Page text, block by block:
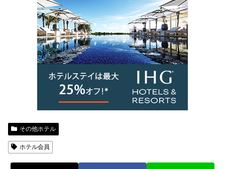
その他ホテル
ホテル会員